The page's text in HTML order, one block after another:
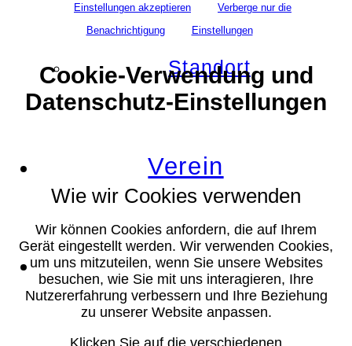
Standort
Verein
Suche
Einstellungen akzeptieren
Verberge nur die
Benachrichtigung
Einstellungen
Cookie-Verwendung und
Datenschutz-Einstellungen
Wie wir Cookies verwenden
Wir können Cookies anfordern, die auf Ihrem
Gerät eingestellt werden. Wir verwenden Cookies,
um uns mitzuteilen, wenn Sie unsere Websites
besuchen, wie Sie mit uns interagieren, Ihre
Nutzererfahrung verbessern und Ihre Beziehung
zu unserer Website anpassen.
Klicken Sie auf die verschiedenen